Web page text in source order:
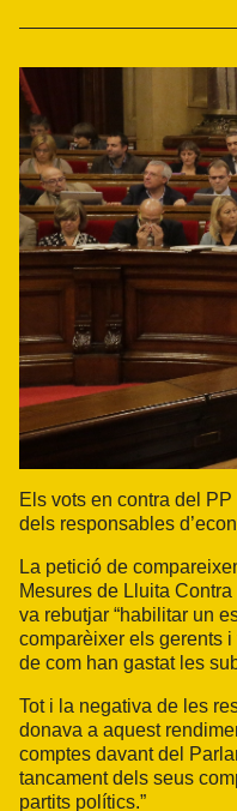
Els vots en contra del
dels responsables
La petició de
Mesures de Lluita
va rebutjar “habilitar un
comparèixer els gerents
de com han gastat les
Tot i la negativa de les
donava a aquest
comptes davant del
tancament dels seus
partits polítics.”